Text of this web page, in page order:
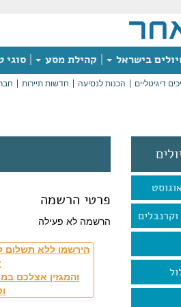
בישראל קהילת מסע סוגי
דיגיטליים הכנות לנסיעה חדשות תיירות
פרטי הרשמה
הרשמה לא פעילה
הירשמו ללא תשלום
והמגזין אצלכם